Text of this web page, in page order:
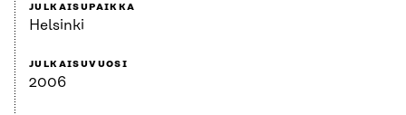
JULKAISUPAIKKA
Helsinki
JULKAISUVUOSI
2006